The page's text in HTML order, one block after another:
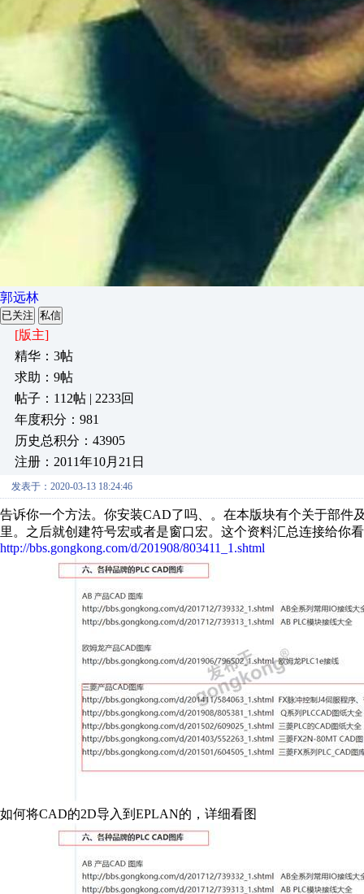
郭远林
已关注 私信
[版主]
精华：3帖
求助：9帖
帖子：112帖 | 2233回
年度积分：981
历史总积分：43905
注册：2011年10月21日
发表于：2020-03-13 18:24:46
告诉你一个方法。你安装CAD了吗、。在本版块有个关于部件
里。之后就创建符号宏或者是窗口宏。这个资料汇总连接给你
http://bbs.gongkong.com/d/201908/803411_1.shtml
如何将CAD的2D导入到EPLAN的，详细看图